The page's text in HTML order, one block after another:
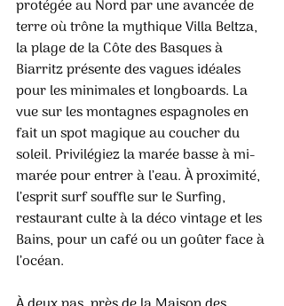
protégée au Nord par une avancée de
terre où trône la mythique Villa Beltza,
la plage de la Côte des Basques à
Biarritz présente des vagues idéales
pour les minimales et longboards. La
vue sur les montagnes espagnoles en
fait un spot magique au coucher du
soleil. Privilégiez la marée basse à mi-
marée pour entrer à l’eau. À proximité,
l’esprit surf souffle sur le Surfing,
restaurant culte à la déco vintage et les
Bains, pour un café ou un goûter face à
l’océan.